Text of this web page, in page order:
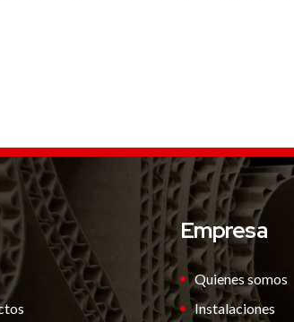
Empresa
Quienes somos
Instalaciones